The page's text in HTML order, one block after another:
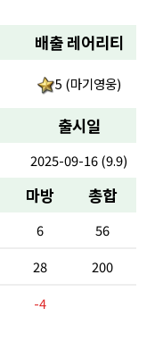
배출 레어리티
5 (마기영웅)
출시일
2025-09-16 (9.9)
마방 총합
6
56
28
200
-4